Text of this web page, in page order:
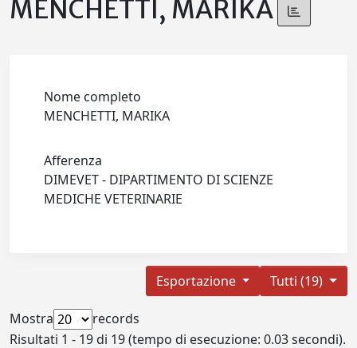
MENCHETTI, MARIKA
Nome completo
MENCHETTI, MARIKA
Afferenza
DIMEVET - DIPARTIMENTO DI SCIENZE
MEDICHE VETERINARIE
Tutti (19)
Esportazione
Mostra
records
Risultati 1 - 19 di 19 (tempo di esecuzione: 0.03 secondi).